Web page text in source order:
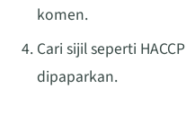
komen.
Cari sijil seperti
dipaparkan.